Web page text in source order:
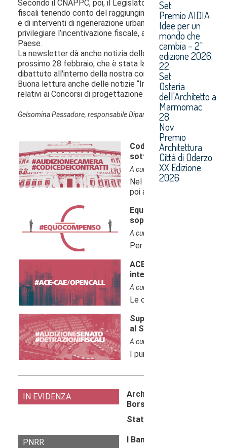
Set
Premio AIDIA
Idee per un
mondo che
cambia – 2^
edizione 2026.
22
Set
Osteria
dell'Architetto a
Marmomac
28
Nov
Premio
Architettura
Città di Oderzo
XX Edizione
2026